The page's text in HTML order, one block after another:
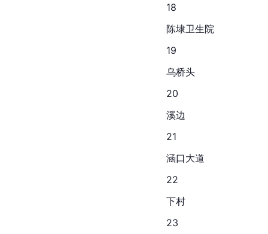
18
陈埭卫生院
19
乌桥头
20
溪边
21
涵口大道
22
下村
23